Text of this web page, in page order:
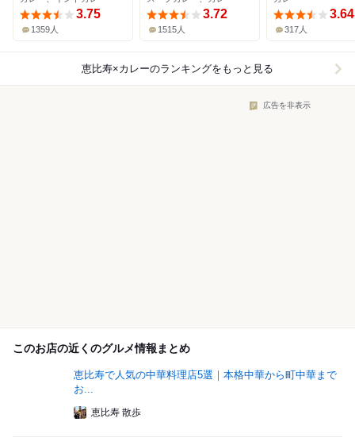
3.75
1359人
3.72
1515人
3.64
317人
恵比寿×カレーのランキングをもっと見る
広告を非表示
このお店の近くのグルメ情報まとめ
恵比寿で人気の中華料理店5選｜本格中華から町中華まで
お...
恵比寿 散歩